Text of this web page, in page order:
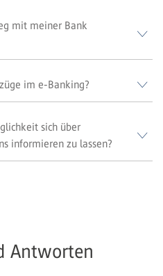
mit meiner Bank
im e-Banking?
sich über
informieren zu lassen?
Antworten